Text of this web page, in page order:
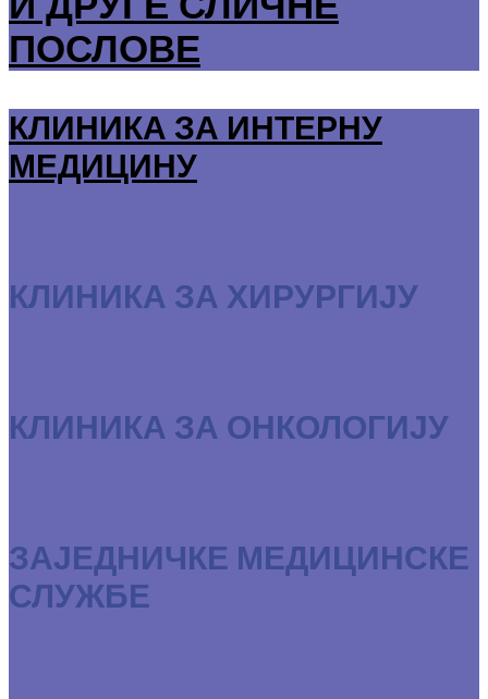
ПОСЛОВЕ
КЛИНИКА ЗА ИНТЕРНУ
МЕДИЦИНУ
КЛИНИКА ЗА ХИРУРГИЈУ
КЛИНИКА ЗА ОНКОЛОГИЈУ
ЗАЈЕДНИЧКЕ МЕДИЦИНСКЕ
СЛУЖБЕ